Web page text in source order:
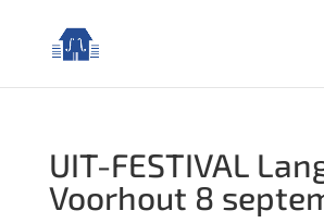
UIT-FESTIVAL
Voorhout 8